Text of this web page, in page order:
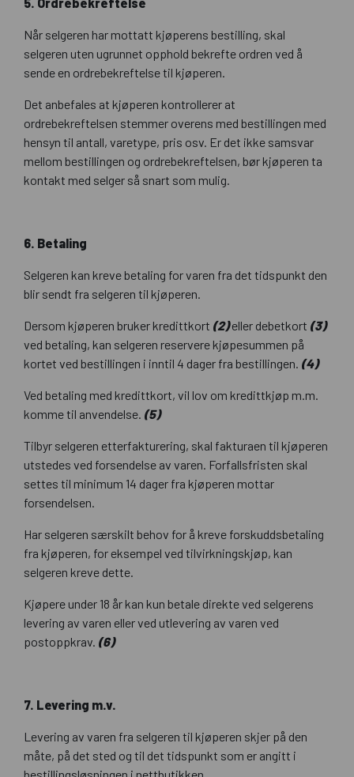
Når selgeren har mottatt kjøperens bestilling, skal
selgeren uten ugrunnet opphold bekrefte ordren ved å
sende en ordrebekreftelse til kjøperen.
Det anbefales at kjøperen kontrollerer at
ordrebekreftelsen stemmer overens med bestillingen med
hensyn til antall, varetype, pris osv. Er det ikke samsvar
mellom bestillingen og ordrebekreftelsen, bør kjøperen ta
kontakt med selger så snart som mulig.
6. Betaling
Selgeren kan kreve betaling for varen fra det tidspunkt den
blir sendt fra selgeren til kjøperen.
Dersom kjøperen bruker kredittkort (2)eller debetkort (3)
ved betaling, kan selgeren reservere kjøpesummen på
kortet ved bestillingen i inntil 4 dager fra bestillingen. (4)
Ved betaling med kredittkort, vil lov om kredittkjøp m.m.
komme til anvendelse. (5)
Tilbyr selgeren etterfakturering, skal fakturaen til kjøperen
utstedes ved forsendelse av varen. Forfallsfristen skal
settes til minimum 14 dager fra kjøperen mottar
forsendelsen.
Har selgeren særskilt behov for å kreve forskuddsbetaling
fra kjøperen, for eksempel ved tilvirkningskjøp, kan
selgeren kreve dette.
Kjøpere under 18 år kan kun betale direkte ved selgerens
levering av varen eller ved utlevering av varen ved
postoppkrav. (6)
7. Levering m.v.
Levering av varen fra selgeren til kjøperen skjer på den
måte, på det sted og til det tidspunkt som er angitt i